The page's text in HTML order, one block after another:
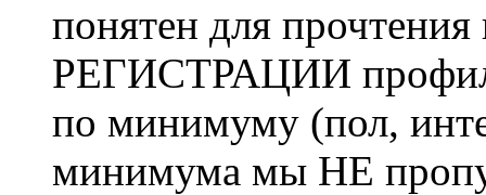
понятен для
РЕГИСТРАЦИИ профиль
по минимуму (пол,
минимума мы НЕ